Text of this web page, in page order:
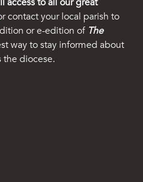
contact your local parish to
or e-edition of The
way to stay informed about
the diocese.